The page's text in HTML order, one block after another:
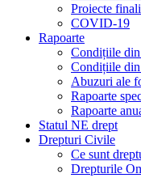
Proiecte
COVID-19
Rapoarte
Condițiile din
Condițiile
Abuzuri ale
Rapoarte
Rapoarte
Statul NE drept
Drepturi Civile
Ce sunt
Drepturile